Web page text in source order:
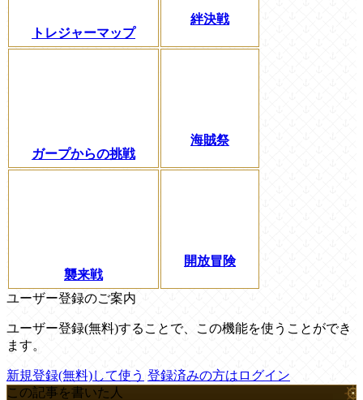
トレジャーマップ
絆決戦
ガープからの挑戦
海賊祭
襲来戦
開放冒険
ユーザー登録のご案内
ユーザー登録(無料)することで、この機能を使うことができ
ます。
新規登録(無料)して使う 登録済みの方はログイン
この記事を書いた人